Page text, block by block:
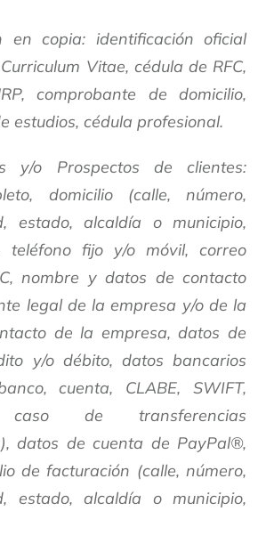
en copia: identificación oficial
Vitae, cédula de RFC,
comprobante de domicilio,
estudios, cédula profesional.
y/o Prospectos de clientes:
domicilio (calle, número,
estado, alcaldía o municipio,
teléfono fijo y/o móvil, correo
nombre y datos de contacto
legal de la empresa y/o de la
de la empresa, datos de
y/o débito, datos bancarios
cuenta, CLABE, SWIFT,
de transferencias
datos de cuenta de PayPal®,
de facturación (calle, número,
estado, alcaldía o municipio,